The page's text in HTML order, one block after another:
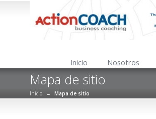
Inicio Nosotros
Mapa de sitio
Inicio → Mapa de sitio